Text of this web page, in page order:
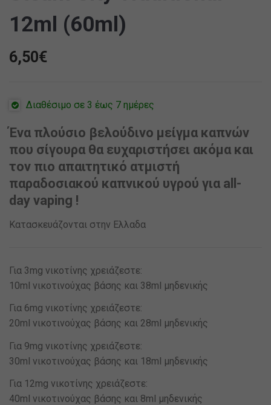
12ml (60ml)
6,50€
Διαθέσιμο σε 3 έως 7 ημέρες
Ένα πλούσιο βελούδινο μείγμα καπνών
που σίγουρα θα ευχαριστήσει ακόμα και
τον πιο απαιτητικό ατμιστή
παραδοσιακού καπνικού υγρού για all-
day vaping !
Κατασκευάζονται στην Ελλαδα
Για 3mg νικοτίνης χρειάζεστε:
10ml νικοτινούχας βάσης και 38ml μηδενικής
Για 6mg νικοτίνης χρειάζεστε:
20ml νικοτινούχας βάσης και 28ml μηδενικής
Για 9mg νικοτίνης χρειάζεστε:
30ml νικοτινούχας βάσης και 18ml μηδενικής
Για 12mg νικοτίνης χρειάζεστε:
40ml νικοτινούχας βάσης και 8ml μηδενικής